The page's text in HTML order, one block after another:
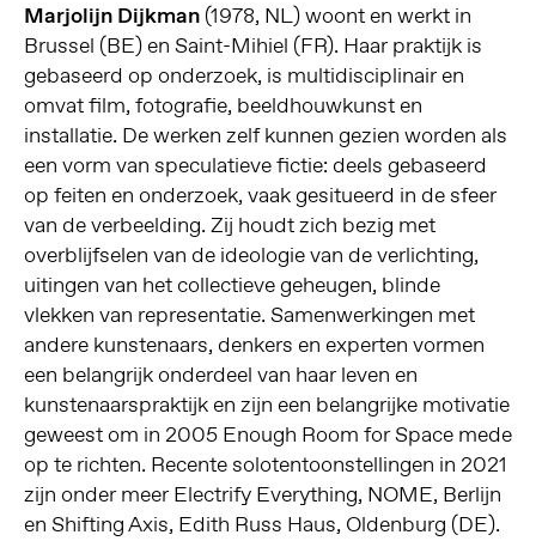
Marjolijn Dijkman(1978, NL) woont en werkt in
Brussel (BE) en Saint-Mihiel (FR). Haar praktijk is
gebaseerd op onderzoek, is multidisciplinair en
omvat film, fotografie, beeldhouwkunst en
installatie. De werken zelf kunnen gezien worden als
een vorm van speculatieve fictie: deels gebaseerd
op feiten en onderzoek, vaak gesitueerd in de sfeer
van de verbeelding. Zij houdt zich bezig met
overblijfselen van de ideologie van de verlichting,
uitingen van het collectieve geheugen, blinde
vlekken van representatie. Samenwerkingen met
andere kunstenaars, denkers en experten vormen
een belangrijk onderdeel van haar leven en
kunstenaarspraktijk en zijn een belangrijke motivatie
geweest om in 2005 Enough Room for Space mede
op te richten. Recente solotentoonstellingen in 2021
zijn onder meer Electrify Everything, NOME, Berlijn
en Shifting Axis, Edith Russ Haus, Oldenburg (DE).